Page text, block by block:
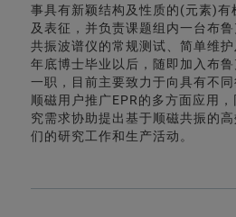
事具有新颖结构及性质的(元素)有
及表征，并负责课题组内一台布
共振波谱仪的常规测试、简单维
年底博士毕业以后，随即加入布
一职，目前主要致力于向具有不
顺磁用户推广EPR的多方面应用
究需求协助提出基于顺磁共振的
们的研究工作和生产活动。